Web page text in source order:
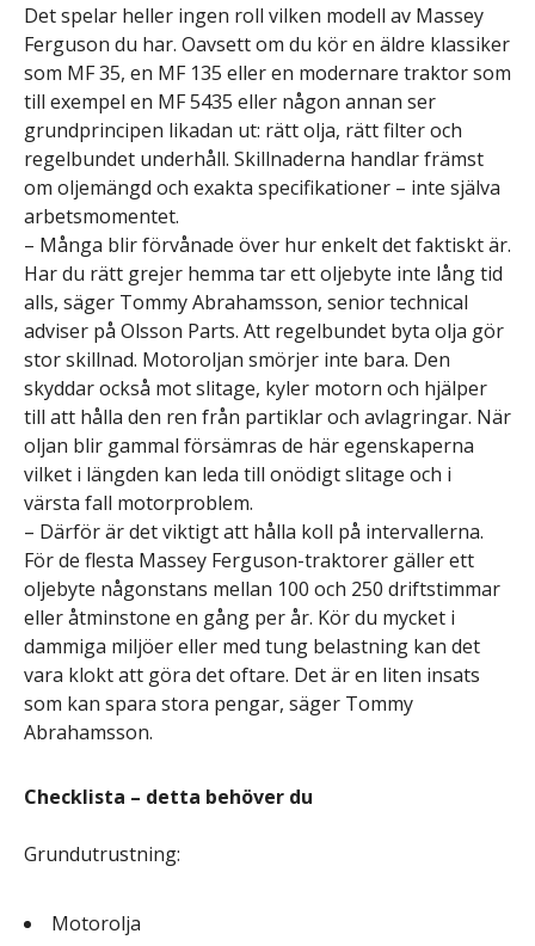
Det spelar heller ingen roll vilken modell av Massey
Ferguson du har. Oavsett om du kör en äldre klassiker
som MF 35, en MF 135 eller en modernare traktor som
till exempel en MF 5435 eller någon annan ser
grundprincipen likadan ut: rätt olja, rätt filter och
regelbundet underhåll. Skillnaderna handlar främst
om oljemängd och exakta specifikationer – inte själva
arbetsmomentet.
– Många blir förvånade över hur enkelt det faktiskt är.
Har du rätt grejer hemma tar ett oljebyte inte lång tid
alls, säger Tommy Abrahamsson, senior technical
adviser på Olsson Parts. Att regelbundet byta olja gör
stor skillnad. Motoroljan smörjer inte bara. Den
skyddar också mot slitage, kyler motorn och hjälper
till att hålla den ren från partiklar och avlagringar. När
oljan blir gammal försämras de här egenskaperna
vilket i längden kan leda till onödigt slitage och i
värsta fall motorproblem.
– Därför är det viktigt att hålla koll på intervallerna.
För de flesta Massey Ferguson-traktorer gäller ett
oljebyte någonstans mellan 100 och 250 driftstimmar
eller åtminstone en gång per år. Kör du mycket i
dammiga miljöer eller med tung belastning kan det
vara klokt att göra det oftare. Det är en liten insats
som kan spara stora pengar, säger Tommy
Abrahamsson.
Checklista – detta behöver du
Grundutrustning:
Motorolja